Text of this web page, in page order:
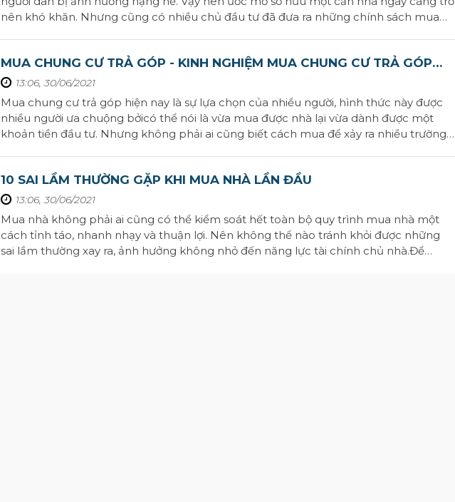
nên khó khăn. Nhưng cũng có nhiều chủ đầu tư đã đưa ra những chính sách mua
MUA CHUNG CƯ TRẢ GÓP - KINH NGHIỆM MUA CHUNG CƯ TRẢ GÓP
BẠN PHẢI BIẾT
13:06, 30/06/2021
Mua chung cư trả góp hiện nay là sự lựa chọn của nhiều người, hình thức này được
nhiều người ưa chuộng bởicó thể nói là vừa mua được nhà lại vừa dành được một
khoản tiền đầu tư. Nhưng không phải ai cũng biết cách mua để xảy ra nhiều trường
10 SAI LẦM THƯỜNG GẶP KHI MUA NHÀ LẦN ĐẦU
13:06, 30/06/2021
Mua nhà không phải ai cũng có thể kiểm soát hết toàn bộ quy trình mua nhà một
cách tỉnh táo, nhanh nhạy và thuận lợi. Nên không thể nào tránh khỏi được những
sai lầm thường xay ra, ảnh hưởng không nhỏ đến năng lực tài chính chủ nhà.Để